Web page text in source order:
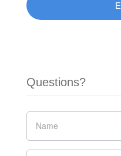
Questions?
Si vous
êtes un